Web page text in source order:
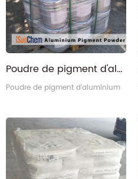
Poudre de pigment d'aluminium CAS 5567-15-7
Poudre de pigment d'aluminium